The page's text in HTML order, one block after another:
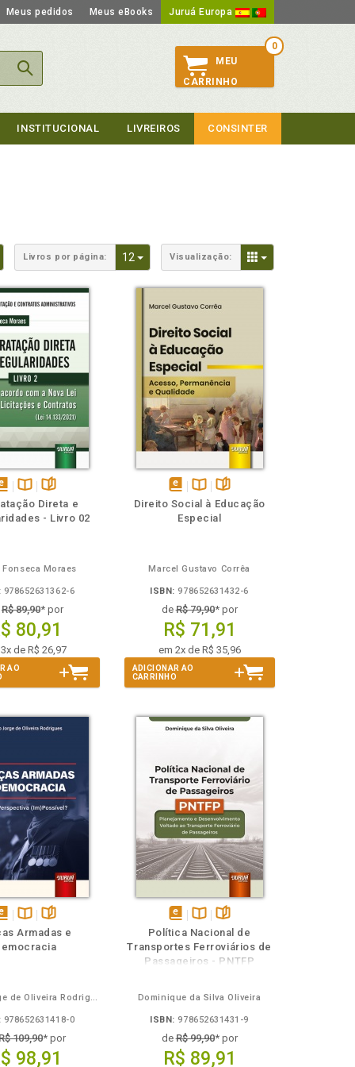
Meus pedidos Meus eBooks Juruá Europa
0
MEU
CARRINHO
INSTITUCIONAL LIVREIROS CONSINTER
Dropdown
Livros por página: 12 Toggle Dropdown
Visualização: Toggle Dropdown
Disponível
na
páginas
Direta e
- Livro 02
Fonseca Moraes
978652631362-6
R$ 89,90* por
80,91
de R$ 26,97
AO
disponível
em
Disponível
na
páginas
Direito Social à Educação
Especial
Marcel Gustavo Corrêa
ISBN: 978652631432-6
deR$ 79,90* por
R$ 71,91
em 2x de R$ 35,96
ADICIONAR AO
CARRINHO
Disponível
na
páginas
Armadas e
Pedro Jorge de Oliveira Rodrigues
978652631418-0
109,90* por
98,91
disponível
em
eBook
Disponível
na
B.V.
páginas
Política Nacional de
Transportes Ferroviários de
Passageiros - PNTFP
Dominique da Silva Oliveira
ISBN: 978652631431-9
deR$ 99,90* por
R$ 89,91